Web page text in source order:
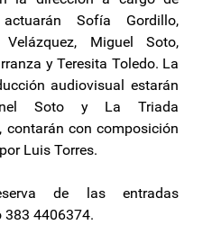
Sofía Gordillo,
Miguel Soto,
y Teresita Toledo. La
audiovisual estarán
Soto y La Triada
contarán con composición
Luis Torres.
de las entradas
383 4406374.